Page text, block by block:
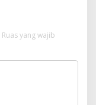
Ruas yang wajib